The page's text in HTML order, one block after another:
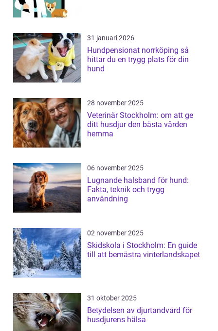
31 januari 2026
Hundpensionat norrköping så
hittar du en trygg plats för din
hund
28 november 2025
Veterinär Stockholm: om att ge
ditt husdjur den bästa vården
hemma
06 november 2025
Lugnande halsband för hund:
Fakta, teknik och trygg
användning
02 november 2025
Skidskola i Stockholm: En guide
till att bemästra vinterlandskapet
31 oktober 2025
Betydelsen av djurtandvård för
husdjurens hälsa